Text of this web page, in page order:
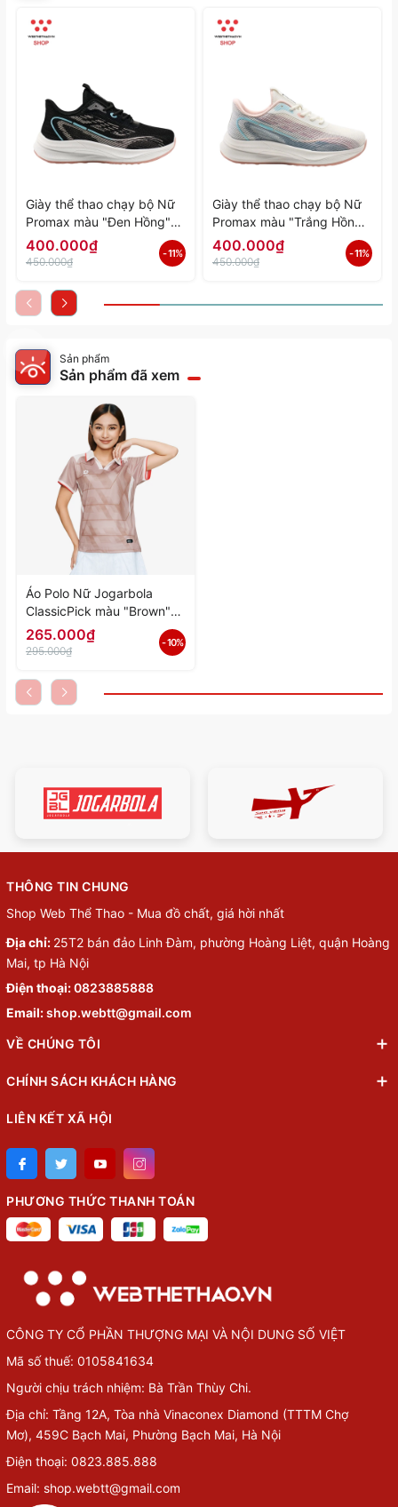
Giày thể thao chạy bộ Nữ
Promax màu "Đen Hồng"
PR-2206-06 - Hàng Chính
Hãng
400.000₫
450.000₫
- 11%
Giày thể thao chạy bộ Nữ
Promax màu "Trắng Hồng"
PR-2206-05 - Hàng Chính
Hãng
400.000₫
450.000₫
- 11%
Sản phẩm
Sản phẩm đã xem
Áo Polo Nữ Jogarbola
ClassicPick màu "Brown"
WJ-A4072-02 - Hàng
Chính Hãng
265.000₫
295.000₫
- 10%
THÔNG TIN CHUNG
Shop Web Thể Thao - Mua đồ chất, giá hời nhất
Địa chỉ: 25T2 bán đảo Linh Đàm, phường Hoàng Liệt, quận Hoàng
Mai, tp Hà Nội
Điện thoại:0823885888
Email:shop.webtt@gmail.com
VỀ CHÚNG TÔI
CHÍNH SÁCH KHÁCH HÀNG
LIÊN KẾT XÃ HỘI
PHƯƠNG THỨC THANH TOÁN
CÔNG TY CỔ PHẦN THƯỢNG MẠI VÀ NỘI DUNG SỐ VIỆT
Mã số thuế: 0105841634
Người chịu trách nhiệm: Bà Trần Thùy Chi.
Địa chỉ: Tầng 12A, Tòa nhà Vinaconex Diamond (TTTM Chợ
Mơ), 459C Bạch Mai, Phường Bạch Mai, Hà Nội
Điện thoại: 0823.885.888
Email: shop.webtt@gmail.com